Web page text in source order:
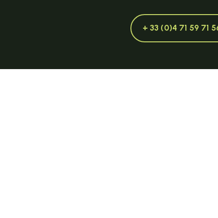
+ 33 (0)4 71 59 71